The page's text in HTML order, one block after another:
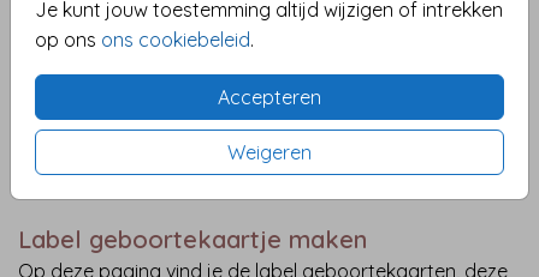
Je kunt jouw toestemming altijd wijzigen of intrekken
op ons ons cookiebeleid.
Accepteren
Weigeren
3 LABELS LABELKAART | GOUDFOLIE
Label geboortekaartje maken
Op deze pagina vind je de label geboortekaarten, deze